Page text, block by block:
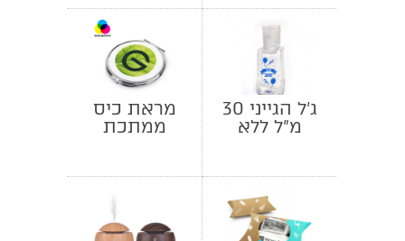
ג'ל הגייני 30
מ"ל ללא
מראת כיס
ממתכת